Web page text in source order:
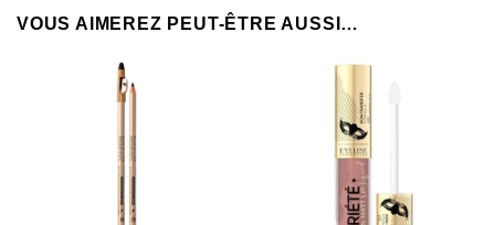
VOUS AIMEREZ PEUT-ÊTRE AUSSI…